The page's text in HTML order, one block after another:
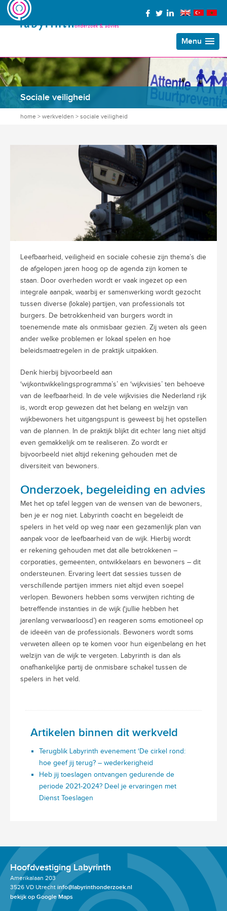
Menu
Sociale veiligheid
home > werkvelden > sociale veiligheid
Leefbaarheid, veiligheid en sociale cohesie zijn thema’s die
de afgelopen jaren hoog op de agenda zijn komen te
staan. Door overheden wordt er vaak ingezet op een
integrale aanpak, waarbij er samenwerking wordt gezocht
tussen diverse (lokale) partijen, van professionals tot
burgers. De betrokkenheid van burgers wordt in
toenemende mate als onmisbaar gezien. Zij weten als geen
ander welke problemen er lokaal spelen en hoe
beleidsmaatregelen in de praktijk uitpakken.
Denk hierbij bijvoorbeeld aan
‘wijkontwikkelingsprogramma’s’ en ‘wijkvisies’ ten behoeve
van de leefbaarheid. In de vele wijkvisies die Nederland rijk
is, wordt erop gewezen dat het belang en welzijn van
wijkbewoners het uitgangspunt is geweest bij het opstellen
van de plannen. In de praktijk blijkt dit echter lang niet altijd
even gemakkelijk om te realiseren. Zo wordt er
bijvoorbeeld niet altijd rekening gehouden met de
diversiteit van bewoners.
Onderzoek, begeleiding en advies
Met het op tafel leggen van de wensen van de bewoners,
ben je er nog niet. Labyrinth coacht en begeleidt de
spelers in het veld op weg naar een gezamenlijk plan van
aanpak voor de leefbaarheid van de wijk. Hierbij wordt
er rekening gehouden met dat alle betrokkenen –
corporaties, gemeenten, ontwikkelaars en bewoners – dit
ondersteunen. Ervaring leert dat sessies tussen de
verschillende partijen immers niet altijd even soepel
verlopen. Bewoners hebben soms verwijten richting de
betreffende instanties in de wijk (‘jullie hebben het
jarenlang verwaarloosd’) en reageren soms emotioneel op
de ideeën van de professionals. Bewoners wordt soms
verweten alleen op te komen voor hun eigenbelang en het
welzijn van de wijk te vergeten. Labyrinth is dan als
onafhankelijke partij de onmisbare schakel tussen de
spelers in het veld.
Artikelen binnen dit werkveld
Terugblik Labyrinth evenement ‘De cirkel rond:
hoe geef jij terug? – wederkerigheid
Heb jij toeslagen ontvangen gedurende de
periode 2021-2024? Deel je ervaringen met
Dienst Toeslagen
Hoofdvestiging Labyrinth
Amerikalaan 203
3526 VD Utrecht info@labyrinthonderzoek.nl
bekijk op Google Maps